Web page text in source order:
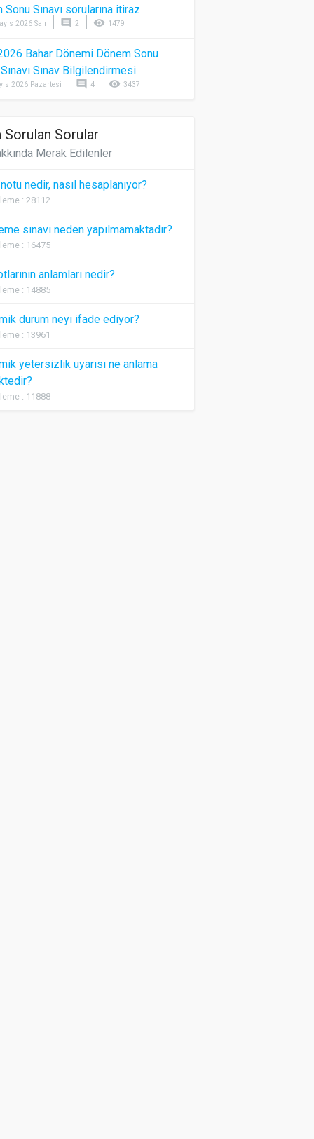
Sonu Sınavı sorularına itiraz
2026 Salı comment 2 visibility 1479
Bahar Dönemi Dönem Sonu
Sınav Bilgilendirmesi
2026 Pazartesi comment 4 visibility 3437
Sorulan Sorular
Merak Edilenler
notu nedir, nasıl hesaplanıyor?
: 28112
sınavı neden yapılmamaktadır?
: 16475
anlamları nedir?
: 14885
durum neyi ifade ediyor?
: 13961
yetersizlik uyarısı ne anlama
: 11888